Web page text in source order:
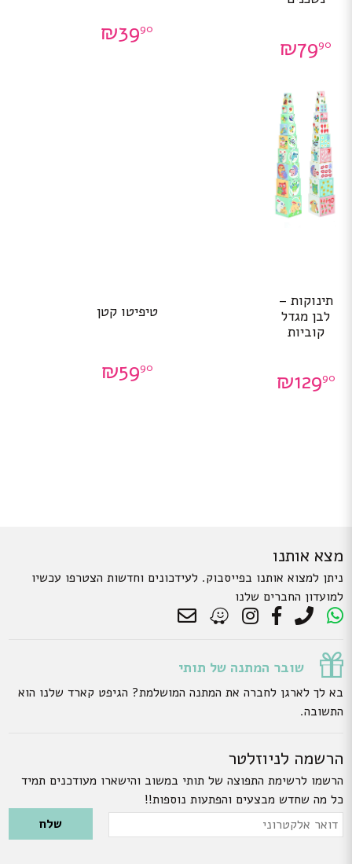
₪7990
₪3990
תינוקות –
לבן מגדל
קוביות
₪12990
טיפיטו קטן
₪5990
מצא אותנו
ניתן למצוא אותנו בפייסבוק. לעידכונים וחדשות הצטרפו עכשיו
למועדון החברים שלנו
שובר המתנה של תותי
בא לך לארגן לחברה את המתנה המושלמת? הגיפט קארד שלנו הוא
התשובה.
הרשמה לניוזלטר
הרשמו לרשימת התפוצה של תותי במשוב והישארו מעודכנים תמיד
כל מה שחדש מבצעים והפתעות נוספות!!
Please leave this field empty.
דואר